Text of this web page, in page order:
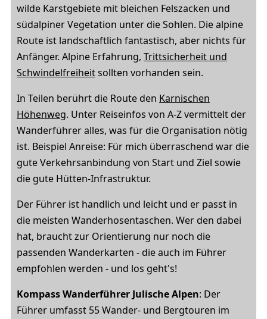
wilde Karstgebiete mit bleichen Felszacken und
südalpiner Vegetation unter die Sohlen. Die alpine
Route ist landschaftlich fantastisch, aber nichts für
Anfänger. Alpine Erfahrung, Trittsicherheit und
Schwindelfreiheitsollten vorhanden sein.
In Teilen berührt die Route den Karnischen
Höhenweg. Unter Reiseinfos von A-Z vermittelt der
Wanderführer alles, was für die Organisation nötig
ist. Beispiel Anreise: Für mich überraschend war die
gute Verkehrsanbindung von Start und Ziel sowie
die gute Hütten-Infrastruktur.
Der Führer ist handlich und leicht und er passt in
die meisten Wanderhosentaschen. Wer den dabei
hat, braucht zur Orientierung nur noch die
passenden Wanderkarten - die auch im Führer
empfohlen werden - und los geht's!
Kompass Wanderführer Julische Alpen: Der
Führer umfasst 55 Wander- und Bergtouren im